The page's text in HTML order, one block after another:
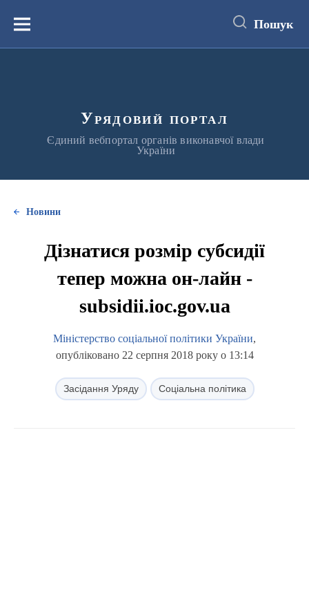
вмістуМеню Пошук
Урядовий портал
Єдиний вебпортал органів виконавчої влади
України
Новини
Дізнатися розмір субсидії
тепер можна он-лайн -
subsidii.ioc.gov.ua
Міністерство соціальної політики України,
опубліковано 22 серпня 2018 року о 13:14
Засідання Уряду Соціальна політика